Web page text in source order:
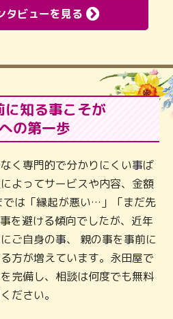
タビューを見る
に知る事こそが
の第一歩
く専門的で分かりにくい事ば
よってサービスや内容、金額
では「縁起が悪い…」「まだ先
を避ける傾向でしたが、近年
ご自身の事、 親の事を事前に
方が増えています。永田屋で
完備し、相談は何度でも無料
ださい。